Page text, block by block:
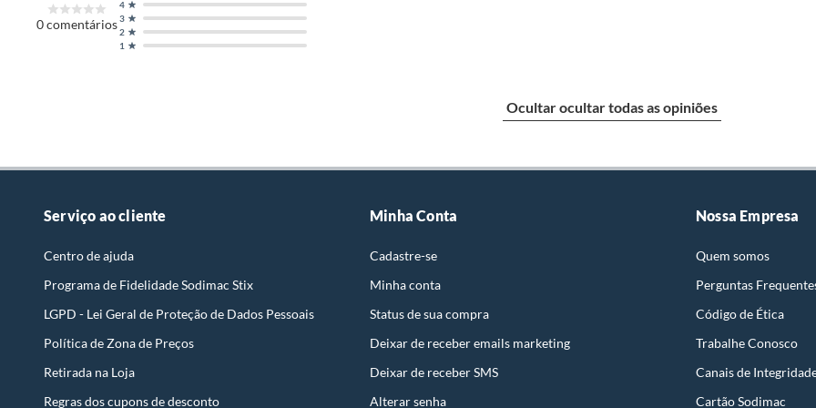
0comentários
1
2
3
4
Ocultar ocultar todas as opiniões
Serviço ao cliente
Centro de ajuda
Programa de Fidelidade Sodimac Stix
LGPD - Lei Geral de Proteção de Dados Pessoais
Política de Zona de Preços
Retirada na Loja
Regras dos cupons de desconto
Minha Conta
Cadastre-se
Minha conta
Status de sua compra
Deixar de receber emails marketing
Deixar de receber SMS
Alterar senha
Nossa Empresa
Quem somos
Perguntas
Código de Ética
Trabalhe Conosco
Canais de
Cartão Sodimac